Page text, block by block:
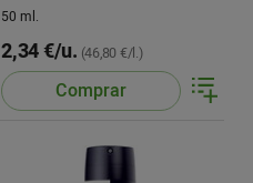
50 ml.
2,34 €/u. (46,80 €/l.)
Comprar